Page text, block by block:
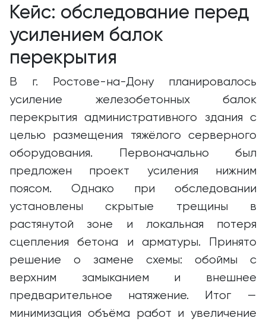
Кейс: обследование перед
усилением балок
перекрытия
В г. Ростове-на-Дону планировалось
усиление железобетонных балок
перекрытия административного здания с
целью размещения тяжёлого серверного
оборудования. Первоначально был
предложен проект усиления нижним
поясом. Однако при обследовании
установлены скрытые трещины в
растянутой зоне и локальная потеря
сцепления бетона и арматуры. Принято
решение о замене схемы: обоймы с
верхним замыканием и внешнее
предварительное натяжение. Итог —
минимизация объёма работ и увеличение